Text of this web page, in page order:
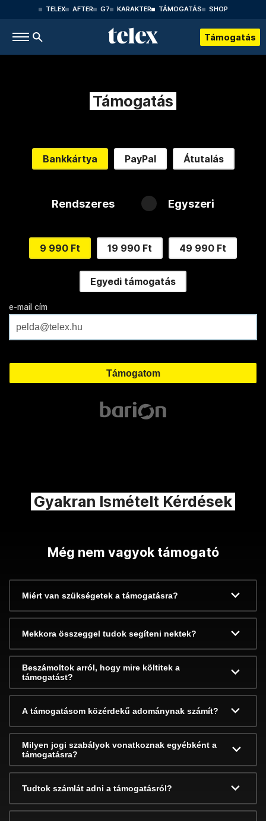
TELEX AFTER G7 KARAKTER TÁMOGATÁS SHOP
Támogatás
Támogatás
Bankkártya PayPal Átutalás
Rendszeres Egyszeri
9 990 Ft 19 990 Ft 49 990 Ft
Egyedi támogatás
e-mail cím
Gyakran Ismételt Kérdések
Még nem vagyok támogató
Miért van szükségetek a támogatásra?
Mekkora összeggel tudok segíteni nektek?
Beszámoltok arról, hogy mire költitek a
támogatást?
A támogatásom közérdekű adománynak számít?
Milyen jogi szabályok vonatkoznak egyébként a
támogatásra?
Tudtok számlát adni a támogatásról?